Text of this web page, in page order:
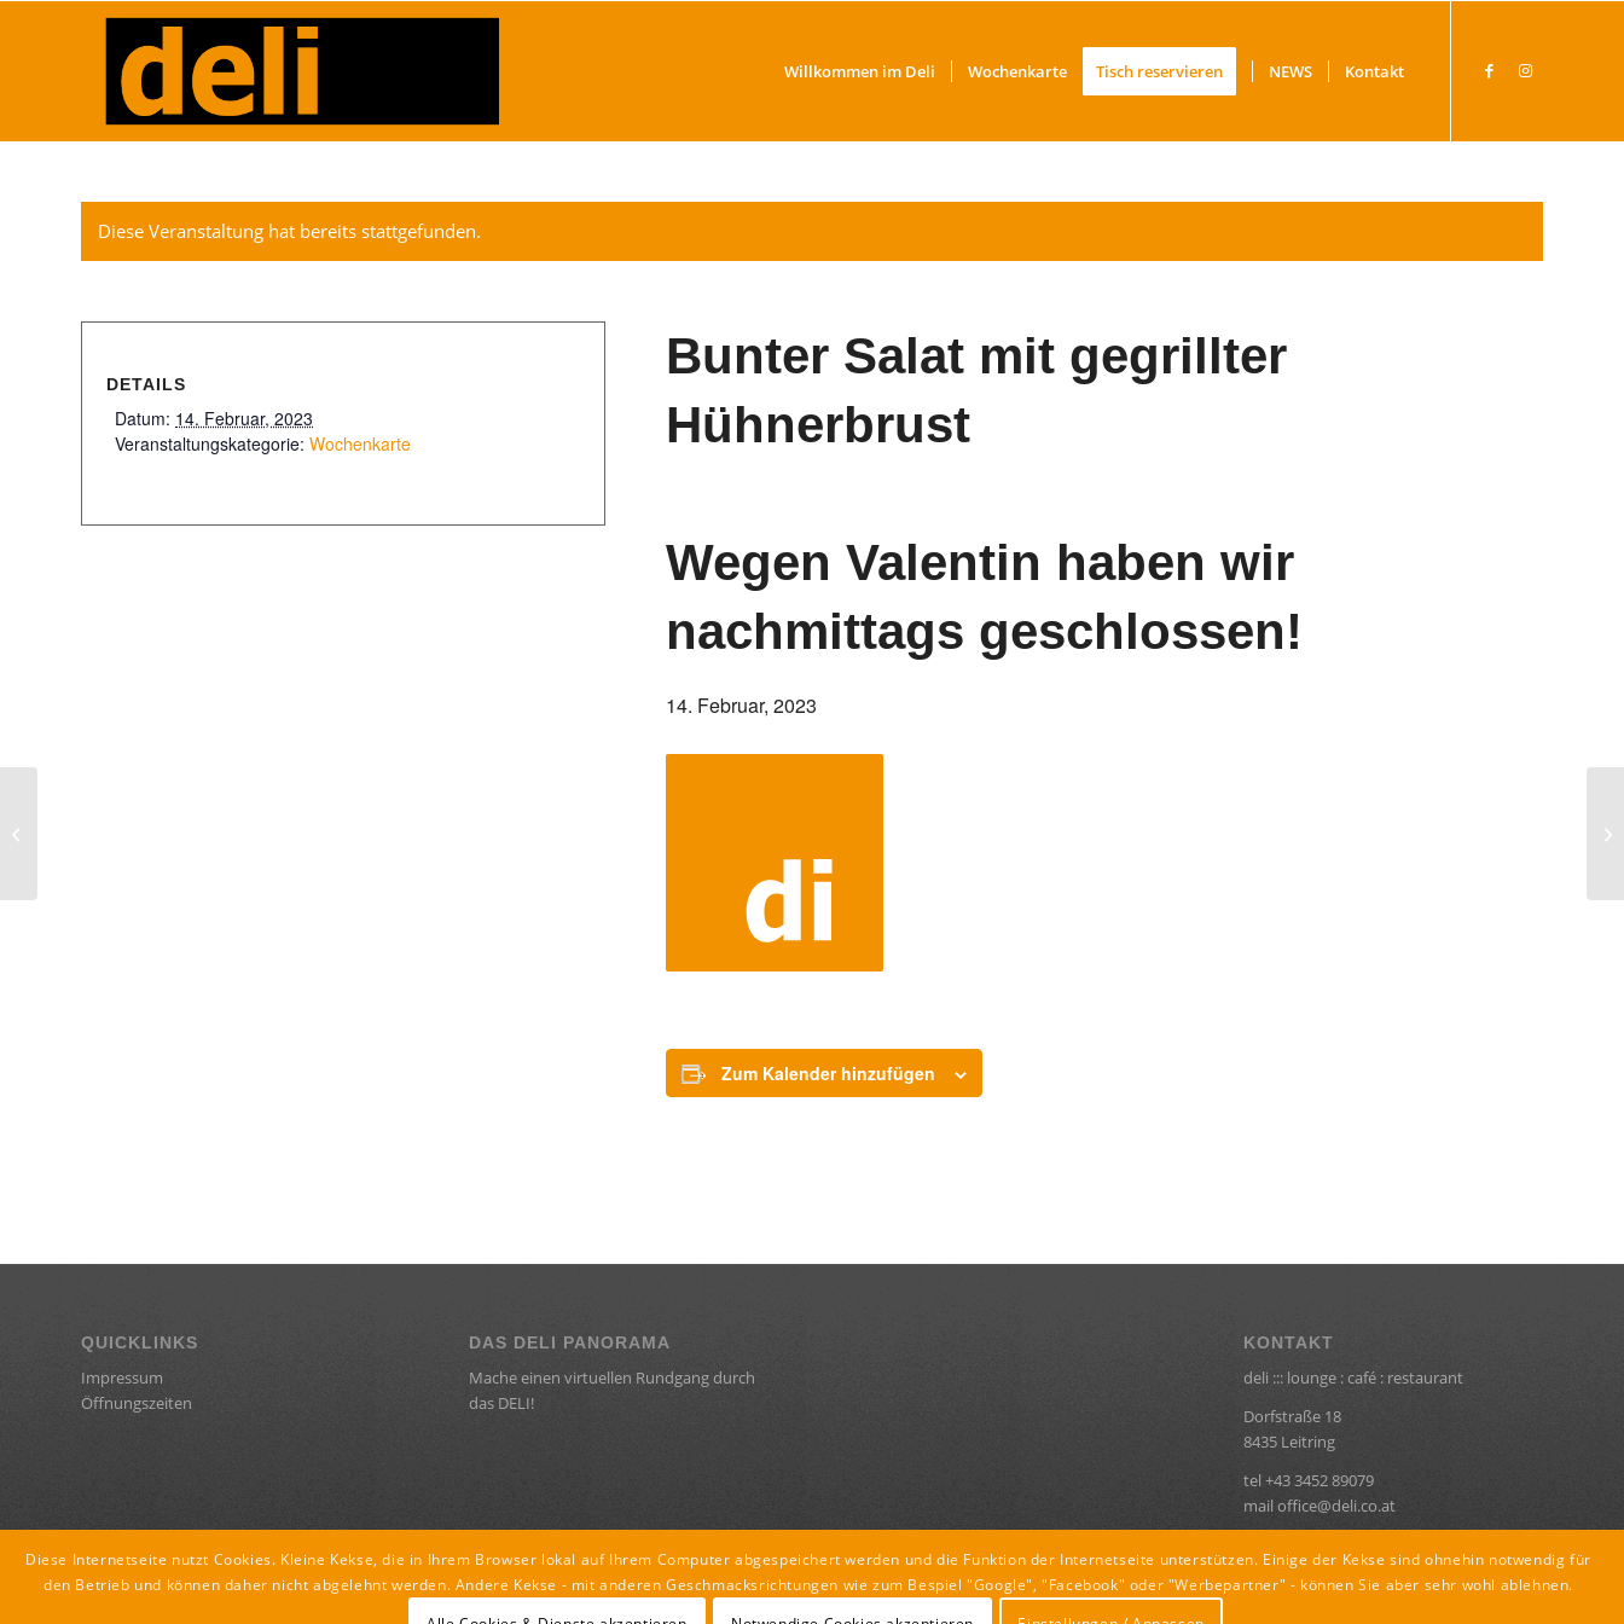
Willkommen im Deli Wochenkarte Tisch reservieren NEWS Kontakt
Diese Veranstaltung hat bereits stattgefunden.
Bunter Salat mit gegrillter
Hühnerbrust
Wegen Valentin haben wir
nachmittags geschlossen!
14. Februar, 2023
Zum Kalender hinzufügen
DETAILS
Datum: 14. Februar, 2023
Veranstaltungskategorie: Wochenkarte
QUICKLINKS
Impressum
Öffnungszeiten
DAS DELI PANORAMA
Mache einen virtuellen Rundgang durch
das DELI!
KONTAKT
deli ::: lounge : café : restaurant
Dorfstraße 18
8435 Leitring
tel +43 3452 89079
mail office@deli.co.at
Diese Internetseite nutzt Cookies. Kleine Kekse, die in Ihrem Browser lokal auf Ihrem Computer abgespeichert werden und die Funktion der Internetseite unterstützen. Einige der Kekse sind ohnehin notwendig für
den Betrieb und können daher nicht abgelehnt werden. Andere Kekse - mit anderen Geschmacksrichtungen wie zum Bespiel "Google", "Facebook" oder "Werbepartner" - können Sie aber sehr wohl ablehnen.